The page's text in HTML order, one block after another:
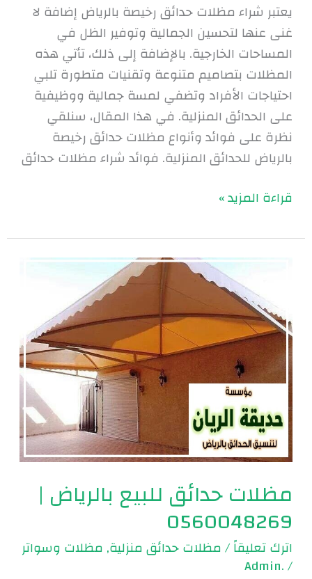
يعتبر شراء مظلات حدائق رخيصة بالرياض إضافة لا
غنى عنها لتحسين الجمالية وتوفير الظل في
المساحات الخارجية. بالإضافة إلى ذلك، تأتي هذه
المظلات بتصاميم متنوعة وتقنيات متطورة تلبي
احتياجات الأفراد وتضفي لمسة جمالية ووظيفية
على الحدائق المنزلية. في هذا المقال، سنلقي
نظرة على فوائد وأنواع مظلات حدائق رخيصة
بالرياض للحدائق المنزلية. فوائد شراء مظلات حدائق
قراءة المزيد »
مظلات حدائق للبيع بالرياض |
0560048269
اترك تعليقاً/مظلات حدائق منزلية, مظلات وسواتر
/
.Admin
للبيع
بالرياض
|
0560048269